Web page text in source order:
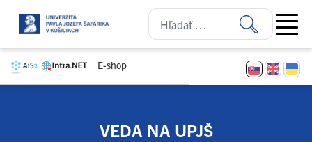
E-shop
Open
VEDA NA UPJŠ